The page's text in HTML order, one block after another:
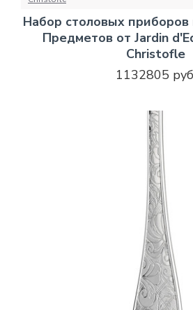
Набор столовых приборов
Предметов от Jardin
Christofle
1132805